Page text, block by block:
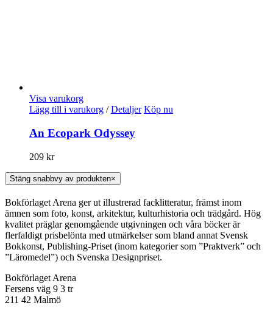
Visa varukorg
Lägg till i varukorg / Detaljer Köp nu
An Ecopark Odyssey
209 kr
Stäng snabbvy av produkten×
Bokförlaget Arena ger ut illustrerad facklitteratur, främst inom
ämnen som foto, konst, arkitektur, kulturhistoria och trädgård. Hög
kvalitet präglar genomgående utgivningen och våra böcker är
flerfaldigt prisbelönta med utmärkelser som bland annat Svensk
Bokkonst, Publishing-Priset (inom kategorier som ”Praktverk” och
”Läromedel”) och Svenska Designpriset.
Bokförlaget Arena
Fersens väg 9 3 tr
211 42 Malmö